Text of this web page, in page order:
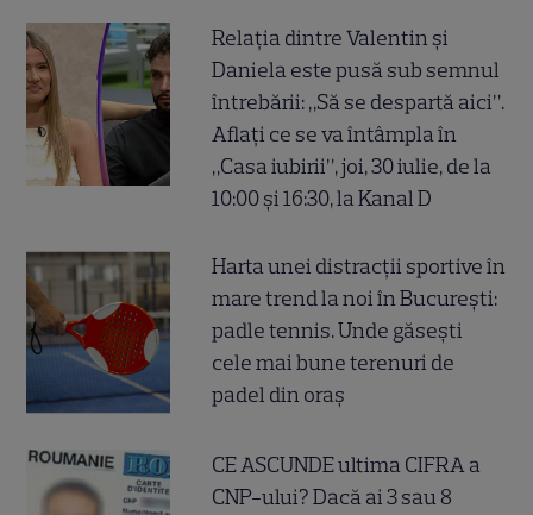
Relația dintre Valentin și
Daniela este pusă sub semnul
întrebării: „Să se despartă aici”.
Aflați ce se va întâmpla în
„Casa iubirii”, joi, 30 iulie, de la
10:00 și 16:30, la Kanal D
Harta unei distracții sportive în
mare trend la noi în București:
padle tennis. Unde găsești
cele mai bune terenuri de
padel din oraș
CE ASCUNDE ultima CIFRA a
CNP-ului? Dacă ai 3 sau 8